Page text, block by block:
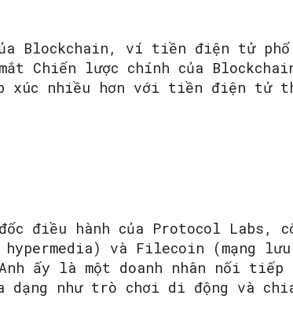
Blockchain, ví tiền điện tử
Chiến lược chính của
xúc nhiều hơn với tiền điện tử
điều hành của Protocol Labs,
và Filecoin (mạng
ấy là một doanh nhân nối tiếp
dạng như trò chơi di động và